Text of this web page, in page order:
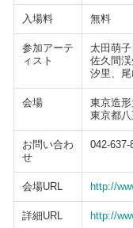
入場料 無料
参加アーテ
ィスト
太田萌子
佐久間
汐里、
会場
東京造
東京都
お問い合わ
せ
042-637-
会場URL http://
詳細URL http://